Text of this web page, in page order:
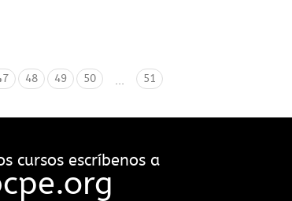
48 49 50 51
cursos escríbenos a